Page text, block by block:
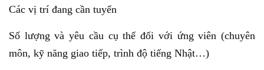
Các vị trí đang cần tuyển
Số lượng và yêu cầu cụ thể đối với ứng viên (chuyên
môn, kỹ năng giao tiếp, trình độ tiếng Nhật…)